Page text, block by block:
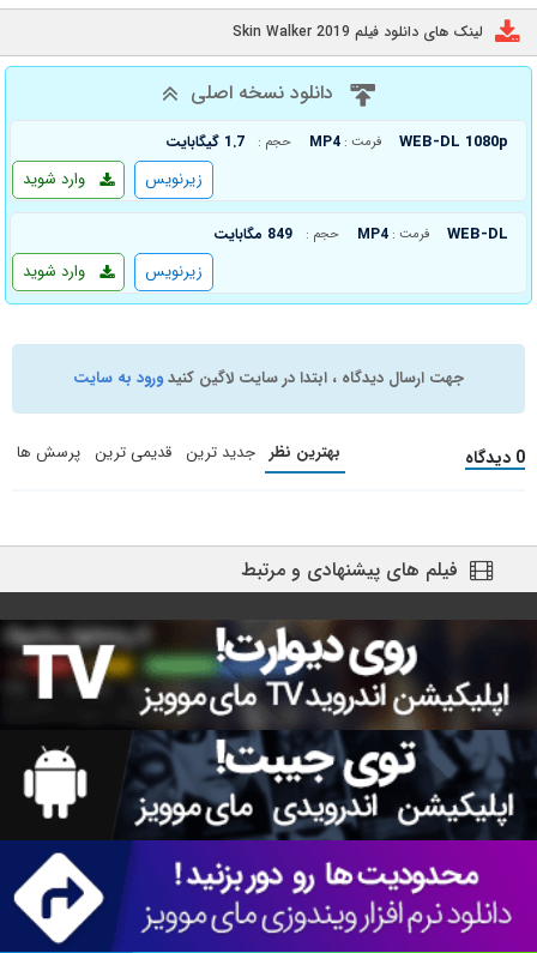
لینک های دانلود فیلم Skin Walker 2019
دانلود نسخه اصلی
WEB-DL 1080p فرمت : MP4 حجم : 1.7 گیگابایت
وارد شوید زیرنویس
WEB-DL فرمت : MP4 حجم : 849 مگابایت
وارد شوید زیرنویس
جهت ارسال دیدگاه ، ابتدا در سایت لاگین کنیدورود به سایت
0 دیدگاه بهترین نظر جدید ترین قدیمی ترین پرسش ها
فیلم های پیشنهادی و مرتبط